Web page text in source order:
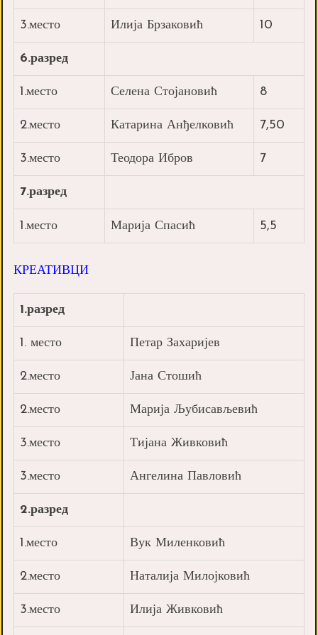
3.место Илија Брзаковић 10
6.разред
1.место Селена Стојановић 8
2.место Катарина Анђелковић 7,50
3.место Теодора Ибров 7
7.разред
1.место Марија Спасић 5,5
КРЕАТИВЦИ
1.разред
1. место Петар Захаријев
2.место Јана Стошић
2.место Марија Љубисављевић
3.место Тијана Живковић
3.место Ангелина Павловић
2.разред
1.место Вук Миленковић
2.место Наталија Милојковић
3.место Илија Живковић